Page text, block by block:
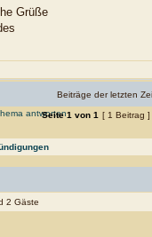
Grüße
Beiträge der letzten
Seite1 von1 [ 1 Beitrag ]
2 Gäste